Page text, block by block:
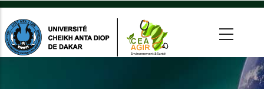
Aller
contenu
principal